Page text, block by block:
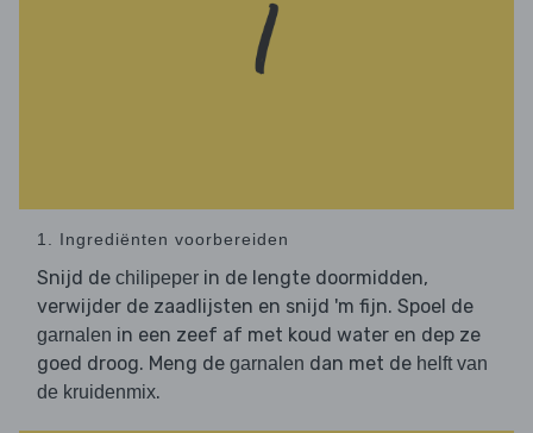
1. Ingrediënten voorbereiden
Snijd de chilipeper in de lengte doormidden,
verwijder de zaadlijsten en snijd 'm fijn. Spoel de
garnalen in een zeef af met koud water en dep ze
goed droog. Meng de garnalen dan met de helft van
de kruidenmix.